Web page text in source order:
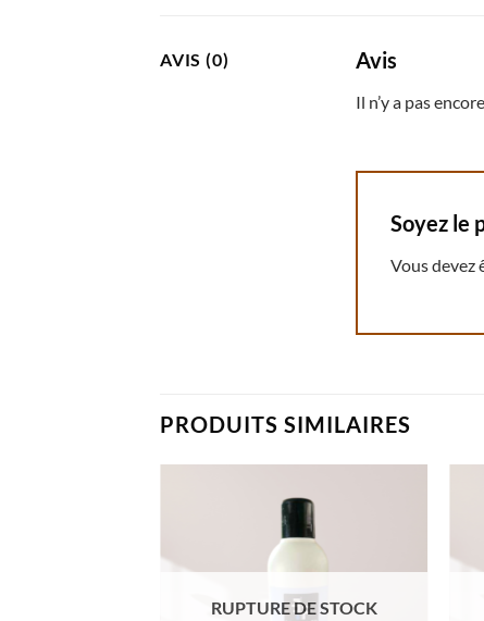
AVIS (0) Avis
Il n’y a pas encore
Soyez le
Vous devez
PRODUITS SIMILAIRES
RUPTURE DE STOCK